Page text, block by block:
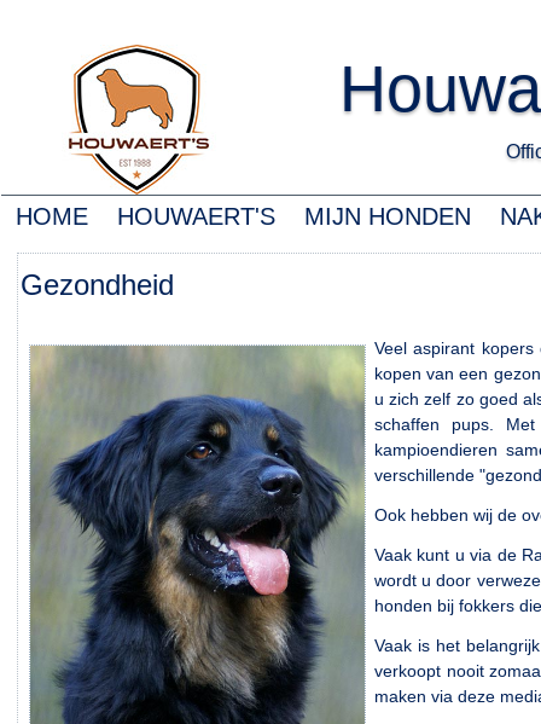
HOME HOUWAERT'S MIJN HONDEN
Gezondheid
Veel aspirant
kopen van een
u zich zelf zo goed
schaffen pups.
kampioendieren
verschillende
Ook hebben wij de
Vaak kunt u via de
wordt u door
honden bij fokkers
Vaak is het
verkoopt nooit
maken via deze